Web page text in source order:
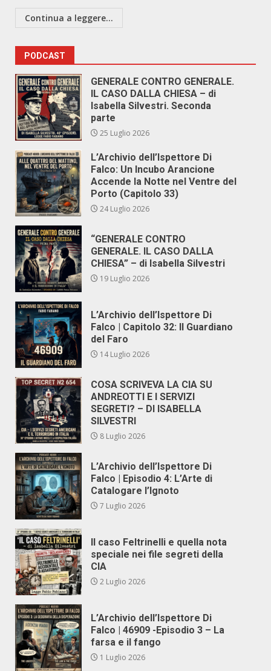
Continua a leggere...
PODCAST
GENERALE CONTRO GENERALE.
IL CASO DALLA CHIESA – di
Isabella Silvestri. Seconda
parte
25 Luglio 2026
L’Archivio dell’Ispettore Di
Falco: Un Incubo Arancione
Accende la Notte nel Ventre del
Porto (Capitolo 33)
24 Luglio 2026
“GENERALE CONTRO
GENERALE. IL CASO DALLA
CHIESA” – di Isabella Silvestri
19 Luglio 2026
L’Archivio dell’Ispettore Di
Falco | Capitolo 32: Il Guardiano
del Faro
14 Luglio 2026
COSA SCRIVEVA LA CIA SU
ANDREOTTI E I SERVIZI
SEGRETI? – DI ISABELLA
SILVESTRI
8 Luglio 2026
L’Archivio dell’Ispettore Di
Falco | Episodio 4: L’Arte di
Catalogare l’Ignoto
7 Luglio 2026
Il caso Feltrinelli e quella nota
speciale nei file segreti della
CIA
2 Luglio 2026
L’Archivio dell’Ispettore Di
Falco | 46909 -Episodio 3 – La
farsa e il fango
1 Luglio 2026